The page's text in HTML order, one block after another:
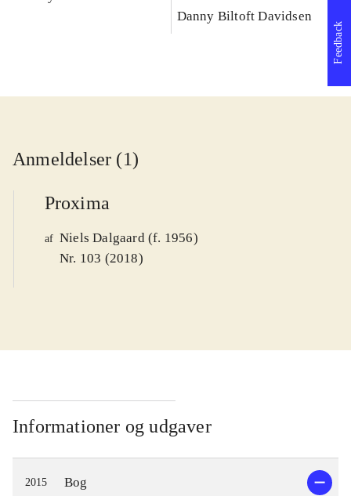
Danny Biltoft Davidsen
Anmeldelser (1)
Proxima
af Niels Dalgaard (f. 1956)
Nr. 103 (2018)
Informationer og udgaver
2015 Bog
Feedback